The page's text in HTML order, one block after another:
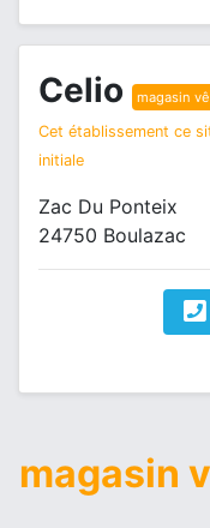
Celio magasin
Cet établissement ce
initiale
Zac Du Ponteix
24750 Boulazac
magasin